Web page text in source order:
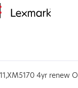
4yr renew